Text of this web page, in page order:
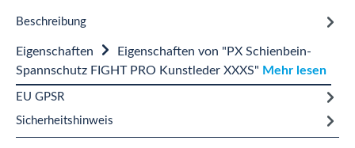
Beschreibung
Eigenschaften
Eigenschaften von "PX Schienbein-
Spannschutz FIGHT PRO Kunstleder XXXS" Mehr lesen
EU GPSR
Sicherheitshinweis